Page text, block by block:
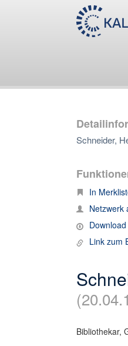
Schneider,
In
Netzwerk
Link zum
Bibliothekar,